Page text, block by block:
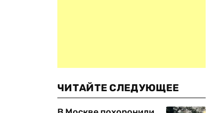
ЧИТАЙТЕ СЛЕДУЮЩЕЕ